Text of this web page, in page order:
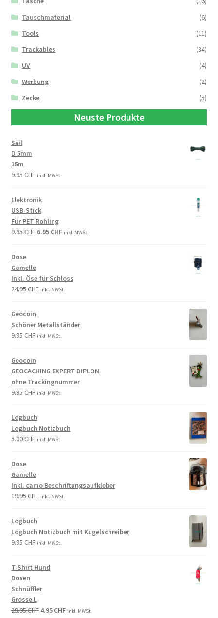
Tauschmaterial
(6)
Tools
(11)
Trackables
(34)
UV
(4)
Werbung
(2)
Zecke
(5)
Neuste Produkte
Seil
D 5mm
15m
9.95 CHF inkl. MWSt.
Elektronik
USB-Stick
Für PET Rohling
9.95CHF 6.95 CHF inkl. MWSt.
Dose
Gamelle
Inkl. Öse für Schloss
24.95 CHF inkl. MWSt.
Geocoin
Schöner Metallständer
9.95 CHF inkl. MWSt.
Geocoin
GEOCACHING EXPERT DIPLOM
ohne Trackingnummer
9.95 CHF inkl. MWSt.
Logbuch
Logbuch Notizbuch
5.00CHF inkl. MWSt.
Dose
Gamelle
Inkl. camo Beschriftungsaufkleber
19.95 CHF inkl. MWSt.
Logbuch
Logbuch Notizbuch mit Kugelschreiber
9.95 CHF inkl. MWSt.
T-Shirt Hund
Dosen
Schnüffler
Grösse L
29.95CHF 4.95 CHF inkl. MWSt.